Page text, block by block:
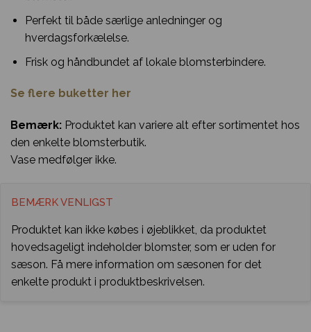
Perfekt til både særlige anledninger og
hverdagsforkælelse.
Frisk og håndbundet af lokale blomsterbindere.
Se flere buketter her
Bemærk: Produktet kan variere alt efter sortimentet hos
den enkelte blomsterbutik.
Vase medfølger ikke.
BEMÆRK VENLIGST
Produktet kan ikke købes i øjeblikket, da produktet
hovedsageligt indeholder blomster, som er uden for
sæson. Få mere information om sæsonen for det
enkelte produkt i produktbeskrivelsen.